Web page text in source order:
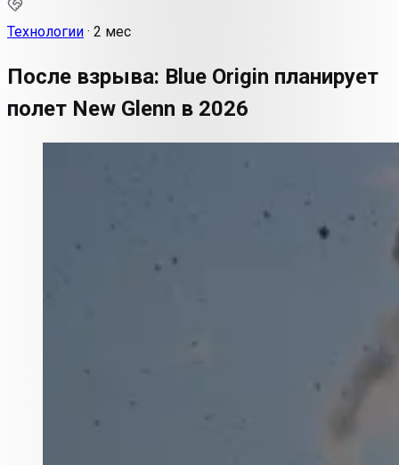
Технологии · 2 мес
После взрыва: Blue Origin планирует
полет New Glenn в 2026